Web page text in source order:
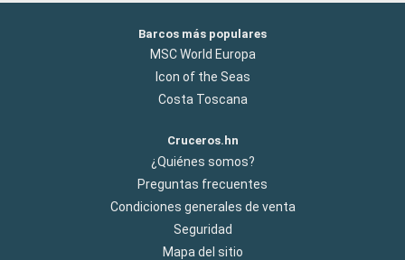
Barcos más populares
MSC World Europa
Icon of the Seas
Costa Toscana
Cruceros.hn
¿Quiénes somos?
Preguntas frecuentes
Condiciones generales de venta
Seguridad
Mapa del sitio